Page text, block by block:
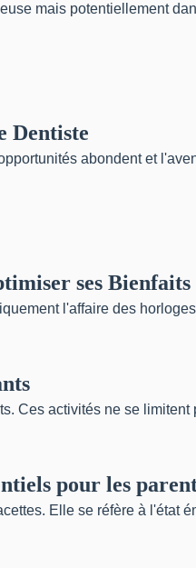
mais potentiellement
Dentiste
abondent et
ses Bienfaits
l'affaire des
Ces activités ne se limitent
pour les
Elle se réfère à l'état